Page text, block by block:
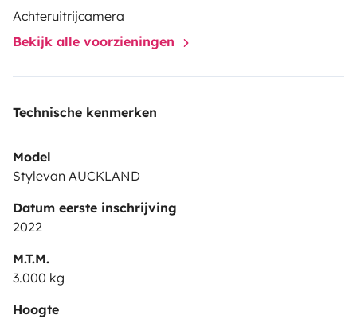
A bientôt
partager vos plus belles photos.
@yvan.le.van64
Achteruitrijcamera
Bekijk alle voorzieningen
Technische kenmerken
Model
Stylevan AUCKLAND
Datum eerste inschrijving
2022
M.T.M.
3.000 kg
Hoogte